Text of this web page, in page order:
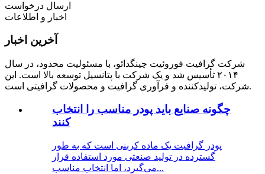
ارسال درخواست
اخبار و اطلاعات
آخرین اخبار
شرکت گرافیت فوروئیت چینگدائو، با مسئولیت محدود، در سال
۲۰۱۴ تأسیس شد و یک شرکت با پتانسیل توسعه بالا است. این
شرکت، تولیدکننده و فرآوری گرافیت و محصولات گرافیتی است.
چگونه صنایع باید پودر مناسب را انتخاب
کنند
پودر گرافیت یک ماده کربنی است که به طور
گسترده در تولید صنعتی مورد استفاده قرار
می‌گیرد، اما انتخاب مناسب...